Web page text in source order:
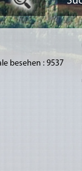
besehen : 9537